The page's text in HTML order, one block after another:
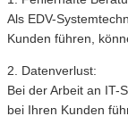
Als EDV-
Kunden führen,
2. Datenverlust:
Bei der Arbeit an IT-
bei Ihren Kunden